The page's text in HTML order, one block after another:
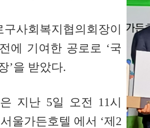
사회복지협의회장이
에 기여한 공로로 ‘국
’을 받았다.
지난 5일 오전 11시
울가든호텔 에서 ‘제2